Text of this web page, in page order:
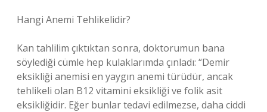
Hangi Anemi Tehlikelidir?
Kan tahlilim çıktıktan sonra, doktorumun bana
söylediği cümle hep kulaklarımda çınladı: “Demir
eksikliği anemisi en yaygın anemi türüdür, ancak
tehlikeli olan B12 vitamini eksikliği ve folik asit
eksikliğidir. Eğer bunlar tedavi edilmezse, daha ciddi